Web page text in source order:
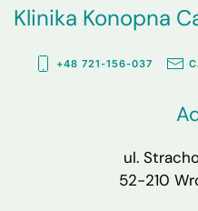
ul.
52-210
Klinika Konopna
+48 721-156-037